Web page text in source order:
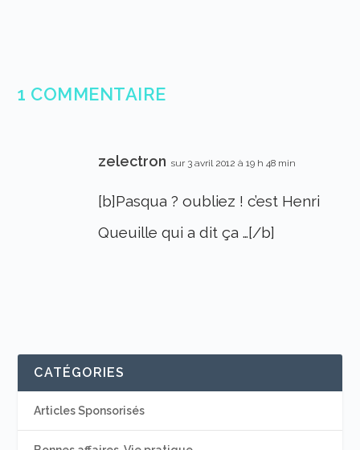
1 COMMENTAIRE
zelectron sur 3 avril 2012 à 19 h 48 min
[b]Pasqua ? oubliez ! c’est Henri
Queuille qui a dit ça …[/b]
CATÉGORIES
Articles Sponsorisés